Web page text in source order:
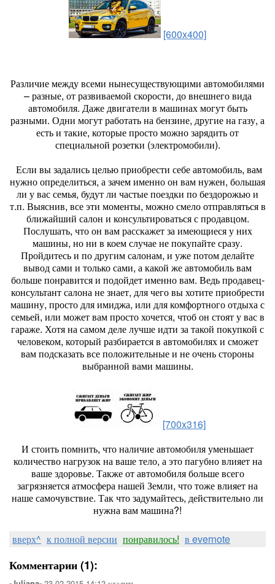
[600x400]
Различие между всеми нынесуществующими автомобилями
– разные, от развиваемой скорости, до внешнего вида
автомобиля. Даже двигатели в машинах могут быть
разными. Одни могут работать на бензине, другие на газу, а
есть и такие, которые просто можно зарядить от
специальной розетки (электромобили).
Если вы задались целью приобрести себе автомобиль, вам
нужно определиться, а зачем именно он вам нужен, большая
ли у вас семья, будут ли частые поездки по бездорожью и
т.п. Выяснив, все эти моменты, можно смело отправляться в
ближайший салон и консультироваться с продавцом.
Послушать, что он вам расскажет за имеющиеся у них
машины, но ни в коем случае не покупайте сразу.
Пройдитесь и по другим салонам, и уже потом делайте
вывод сами и только сами, а какой же автомобиль вам
больше понравится и подойдет именно вам. Ведь продавец-
консультант салона не знает, для чего вы хотите приобрести
машину, просто для имиджа, или для комфортного отдыха с
семьей, или может вам просто хочется, чтоб он стоят у вас в
гараже. Хотя на самом деле лучше идти за такой покупкой с
человеком, который разбирается в автомобилях и сможет
вам подсказать все положительные и не очень стороны
выбранной вами машины.
[700x316]
И стоить помнить, что наличие автомобиля уменьшает
количество нагрузок на ваше тело, а это пагубно влияет на
ваше здоровье. Также от автомобиля больше всего
загрязняется атмосфера нашей Земли, что тоже влияет на
наше самочувствие. Так что задумайтесь, действительно ли
нужна вам машина?!
вверх^ к полной версии понравилось! в evernote
Комментарии (1):